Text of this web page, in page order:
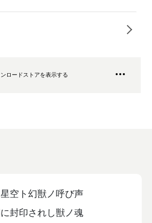
ロードストアを表示する
空ト幻獣ノ呼び声
封印されし獣ノ魂